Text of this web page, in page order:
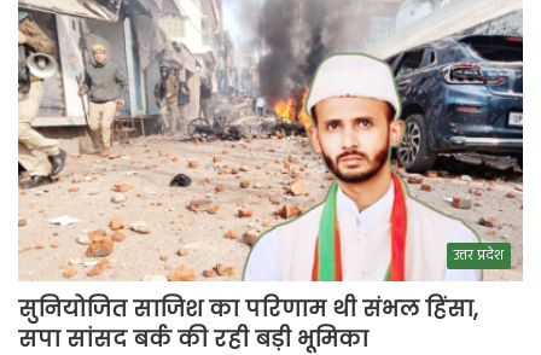
उत्तर प्रदेश
सुनियोजित साजिश का परिणाम थी संभल हिंसा,
सपा सांसद बर्क की रही बड़ी भूमिका